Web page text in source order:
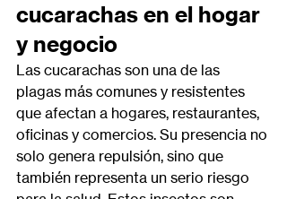
cucarachas en el hogar
y negocio
Las cucarachas son una de las
plagas más comunes y resistentes
que afectan a hogares, restaurantes,
oficinas y comercios. Su presencia no
solo genera repulsión, sino que
también representa un serio riesgo